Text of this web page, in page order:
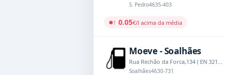
S. Pedro4635-403
↑ 0.05€/l acima da média
Moeve - Soalhães
Rua Rechão da Forca,134 ( EN 321-1, Km 8.580)
Soalhães4630-731